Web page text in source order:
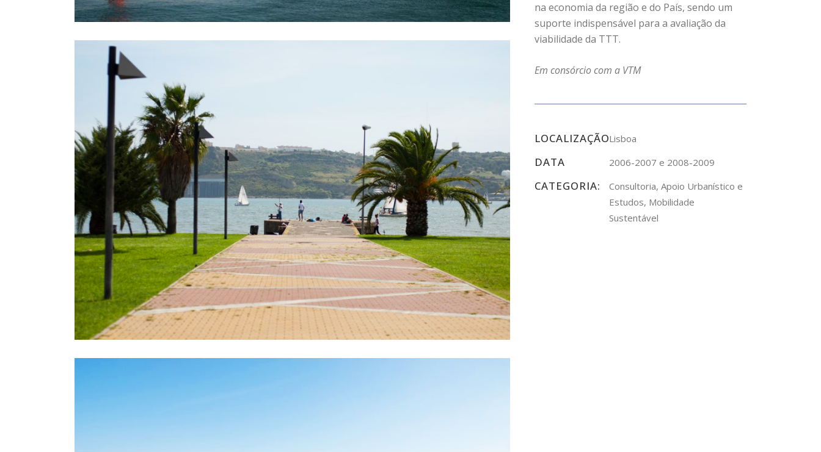
na economia da região e do País, sendo um
suporte indispensável para a avaliação da
viabilidade da TTT.
Em consórcio com a VTM
LOCALIZAÇÃOLisboa
DATA 2006-2007 e 2008-2009
CATEGORIA:
Consultoria, Apoio Urbanístico e
Estudos, Mobilidade
Sustentável